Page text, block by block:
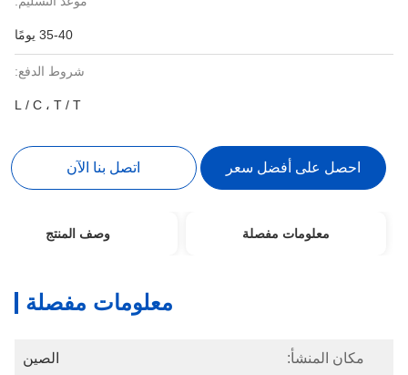
35-40 يومًا
شروط الدفع:
L / C ، T / T
احصل على أفضل سعر اتصل بنا الآن
معلومات مفصلة وصف المنتج
معلومات مفصلة
مكان المنشأ: الصين